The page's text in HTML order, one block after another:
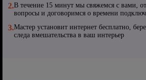
2.В течение 15 минут мы свяжемся с вами,
вопросы и договоримся о времени
3.Мастер установит интернет бесплатно,
следа вмешательства в ваш интерьер